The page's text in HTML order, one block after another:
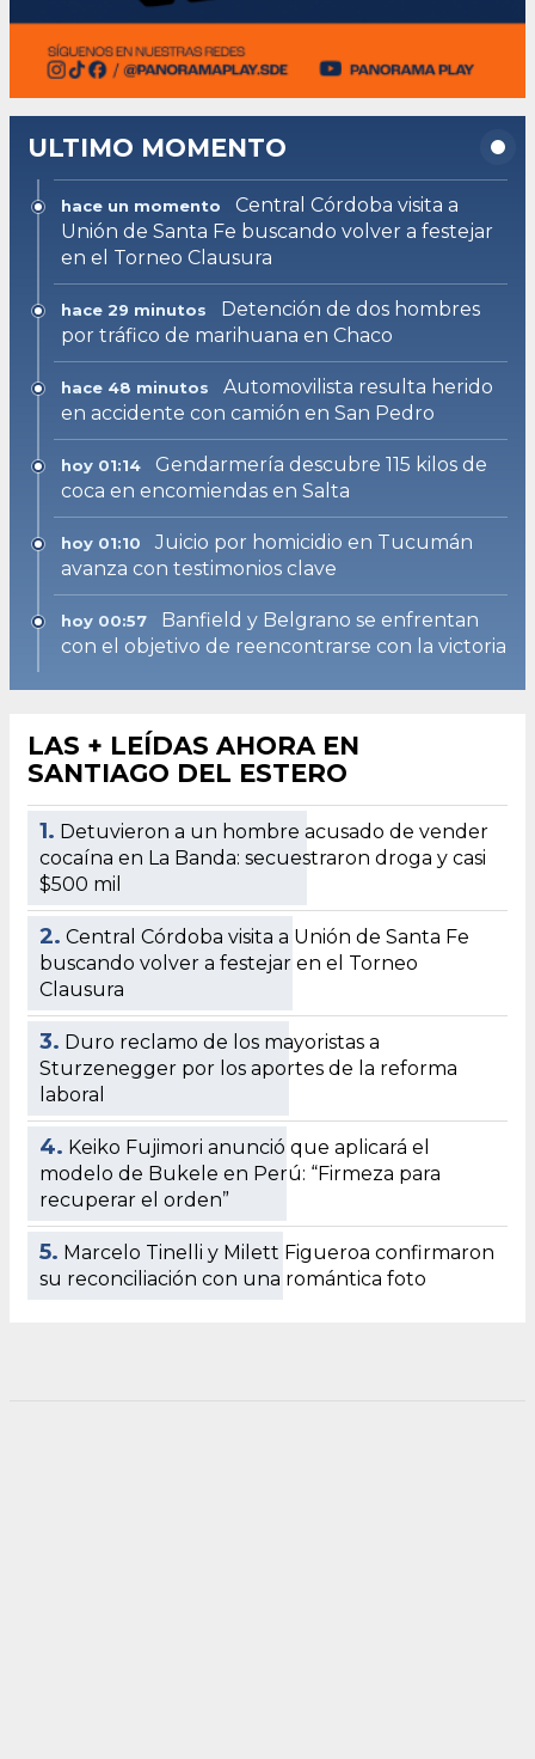
ULTIMO MOMENTO
hace un momento
Central Córdoba visita a
Unión de Santa Fe buscando volver a festejar
en el Torneo Clausura
hace 29 minutos
Detención de dos hombres
por tráfico de marihuana en Chaco
hace 48 minutos
Automovilista resulta herido
en accidente con camión en San Pedro
hoy 01:14
Gendarmería descubre 115 kilos de
coca en encomiendas en Salta
hoy 01:10
Juicio por homicidio en Tucumán
avanza con testimonios clave
hoy 00:57
Banfield y Belgrano se enfrentan
con el objetivo de reencontrarse con la victoria
LAS + LEÍDAS AHORA EN
SANTIAGO DEL ESTERO
1. Detuvieron a un hombre acusado de vender
cocaína en La Banda: secuestraron droga y casi
$500 mil
2. Central Córdoba visita a Unión de Santa Fe
buscando volver a festejar en el Torneo
Clausura
3. Duro reclamo de los mayoristas a
Sturzenegger por los aportes de la reforma
laboral
4. Keiko Fujimori anunció que aplicará el
modelo de Bukele en Perú: “Firmeza para
recuperar el orden”
5. Marcelo Tinelli y Milett Figueroa confirmaron
su reconciliación con una romántica foto